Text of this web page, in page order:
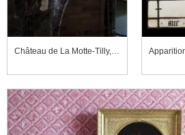
Château de La Motte-Tilly, chambre Saint-Cloud